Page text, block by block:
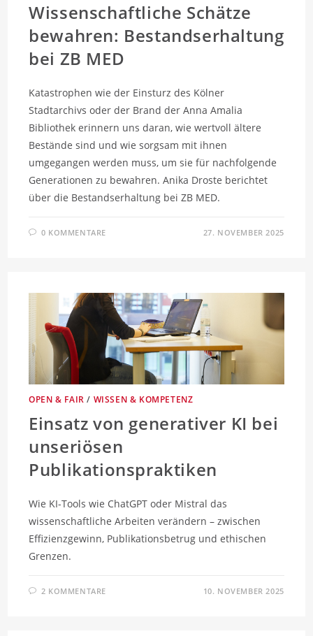
Wissenschaftliche Schätze
bewahren: Bestandserhaltung
bei ZB MED
Katastrophen wie der Einsturz des Kölner
Stadtarchivs oder der Brand der Anna Amalia
Bibliothek erinnern uns daran, wie wertvoll ältere
Bestände sind und wie sorgsam mit ihnen
umgegangen werden muss, um sie für nachfolgende
Generationen zu bewahren. Anika Droste berichtet
über die Bestandserhaltung bei ZB MED.
0 KOMMENTARE 27. NOVEMBER 2025
OPEN & FAIR / WISSEN & KOMPETENZ
Einsatz von generativer KI bei
unseriösen
Publikationspraktiken
Wie KI-Tools wie ChatGPT oder Mistral das
wissenschaftliche Arbeiten verändern – zwischen
Effizienzgewinn, Publikationsbetrug und ethischen
Grenzen.
2 KOMMENTARE 10. NOVEMBER 2025